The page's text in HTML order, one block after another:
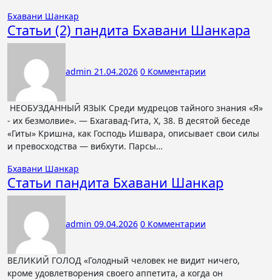
Бхавани Шанкар
Статьи (2) пандита Бхавани Шанкара
admin 21.04.2026 0 Комментарии
НЕОБУЗДАННЫЙ ЯЗЫК Среди мудрецов тайного знания «Я»
- их безмолвие». — Бхагавад-Гита, X, 38. В десятой беседе
«Гиты» Кришна, как Господь Ишвара, описывает свои силы
и превосходства — вибхути. Парсы…
Бхавани Шанкар
Статьи пандита Бхавани Шанкар
admin 09.04.2026 0 Комментарии
ВЕЛИКИЙ ГОЛОД «Голодный человек не видит ничего,
кроме удовлетворения своего аппетита, а когда он